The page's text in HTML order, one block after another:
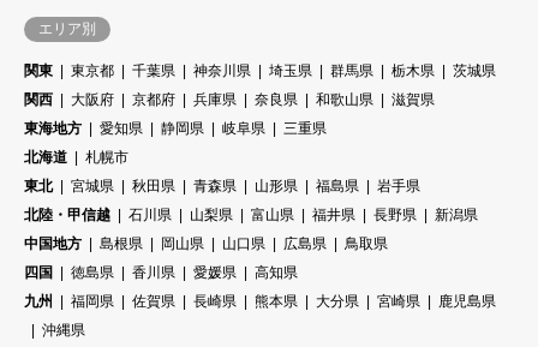
エリア別
関東 東京都 千葉県 神奈川県 埼玉県 群馬県 栃木県
茨城県
関西
大阪府 京都府 兵庫県 奈良県 和歌山県
滋賀県
東海地方
愛知県 静岡県 岐阜県
三重県
北海道
札幌市
東北
宮城県 秋田県 青森県 山形県 福島県
岩手県
北陸・甲信越
石川県 山梨県 富山県 福井県 長野県
新潟県
中国地方
島根県 岡山県 山口県 広島県
鳥取県
四国
徳島県 香川県 愛媛県
高知県
九州
福岡県 佐賀県 長崎県 熊本県 大分県 宮崎県
鹿児島県
沖縄県